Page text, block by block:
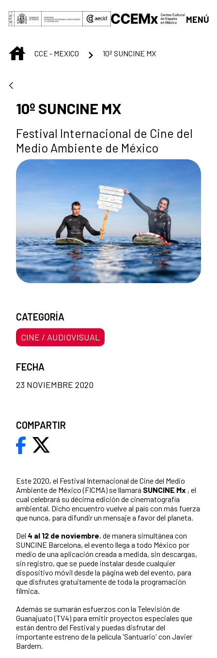
Saltar al contenido principal
MENÚ
INICIOCCE - MEXICO 10º SUNCINE MX
10º SUNCINE MX
Festival Internacional de Cine del
Medio Ambiente de México
Este 2020, el Festival Internacional de Cine del Medio
Ambiente de México (FICMA) se llamará SUNCINE Mx , el
cual celebrará su décima edición de cinematografía
ambiental. Dicho encuentro vuelve al país con más fuerza
que nunca, para difundir un mensaje a favor del planeta.
Del 4 al 12 de noviembre, de manera simultánea con
SUNCINE Barcelona, el evento llega a todo México por
medio de una aplicación creada a medida, sin descargas,
sin registro, que se puede instalar desde cualquier
dispositivo móvil desde la página web del evento, para
que disfrutes gratuitamente de toda la programación
fílmica.
Además se sumarán esfuerzos con la Televisión de
Guanajuato (TV4) para emitir proyectos especiales que
están dentro del Festival y puedas disfrutar del
importante estreno de la película 'Santuario' con Javier
Bardem.
CATEGORÍA
CINE / AUDIOVISUAL
FECHA
23 NOVIEMBRE 2020
COMPARTIR